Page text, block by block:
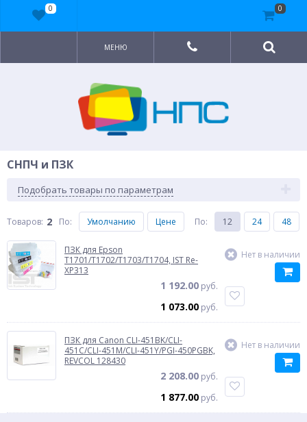
МЕНЮ
СНПЧ и ПЗК
Подобрать товары по параметрам
Товаров: 2 По: Умолчанию Цене По: 12 24 48
ПЗК для Epson
T1701/T1702/T1703/T1704, IST Re-
XP313
1 192.00 руб.
1 073.00 руб.
Нет в наличии
ПЗК для Canon CLI-451BK/CLI-
451C/CLI-451M/CLI-451Y/PGI-450PGBK,
REVCOL 128430
2 208.00 руб.
1 877.00 руб.
Нет в наличии
0 0